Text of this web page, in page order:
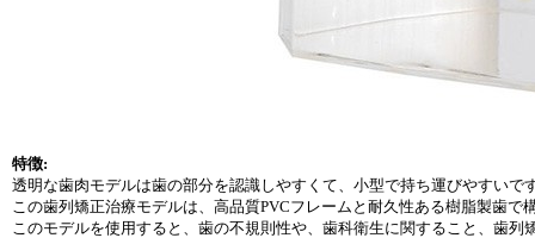
特徴:
透明な歯肉モデルは歯の部分を認識しやすくて、小型で持ち運びやすいで
この歯列矯正治療モデルは、高品質PVCフレームと耐久性ある樹脂製歯で
このモデルを使用すると、歯の不規則性や、歯科衛生に関すること、歯